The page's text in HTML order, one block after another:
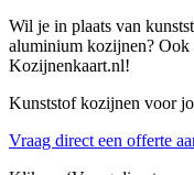
Wil je in plaats van
aluminium kozijnen?
Kozijnenkaart.nl!
Kunststof kozijnen voor
Vraag direct een offerte